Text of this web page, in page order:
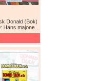
Donald (Bok)
majones Donald